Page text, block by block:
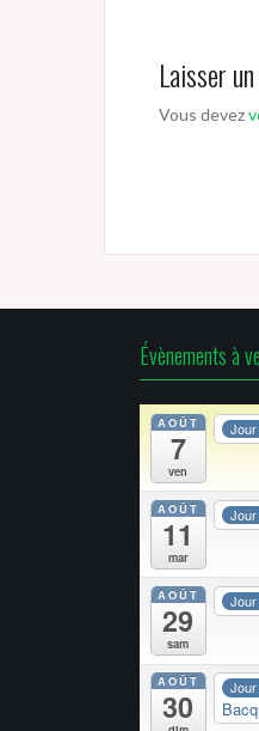
Laisser
Vous devez
Évènements à
AOÛT
7
ven
AOÛT
11
mar
AOÛT
29
sam
AOÛT
30